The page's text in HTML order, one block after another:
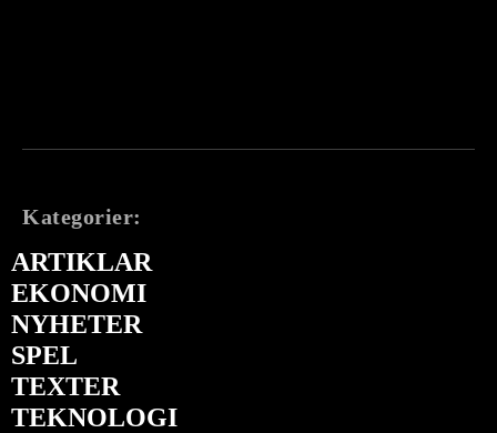
Kategorier:
ARTIKLAR
EKONOMI
NYHETER
SPEL
TEXTER
TEKNOLOGI